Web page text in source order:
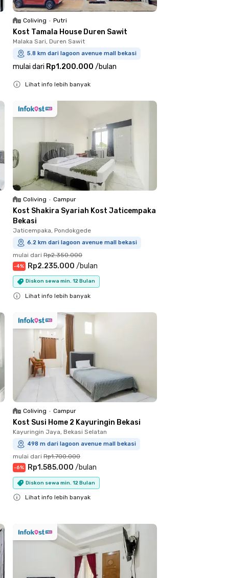
Coliving • Putri
Kost Tamala House Duren Sawit
Malaka Sari, Duren Sawit
5.8 km dari lagoon avenue mall bekasi
mulai dari Rp1.200.000 /bulan
Lihat info lebih banyak
Coliving • Campur
Kost Shakira Syariah Kost Jaticempaka
Bekasi
Jaticempaka, Pondokgede
6.2 km dari lagoon avenue mall bekasi
mulai dari Rp2.350.000
-4% Rp2.235.000 /bulan
Diskon sewa min. 12 Bulan
Lihat info lebih banyak
Coliving • Campur
Kost Susi Home 2 Kayuringin Bekasi
Kayuringin Jaya, Bekasi Selatan
498 m dari lagoon avenue mall bekasi
mulai dari Rp1.700.000
-6% Rp1.585.000 /bulan
Diskon sewa min. 12 Bulan
Lihat info lebih banyak